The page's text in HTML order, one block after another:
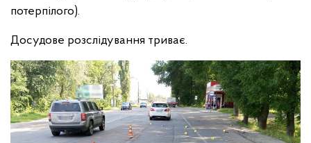
потерпілого).
Досудове розслідування триває.